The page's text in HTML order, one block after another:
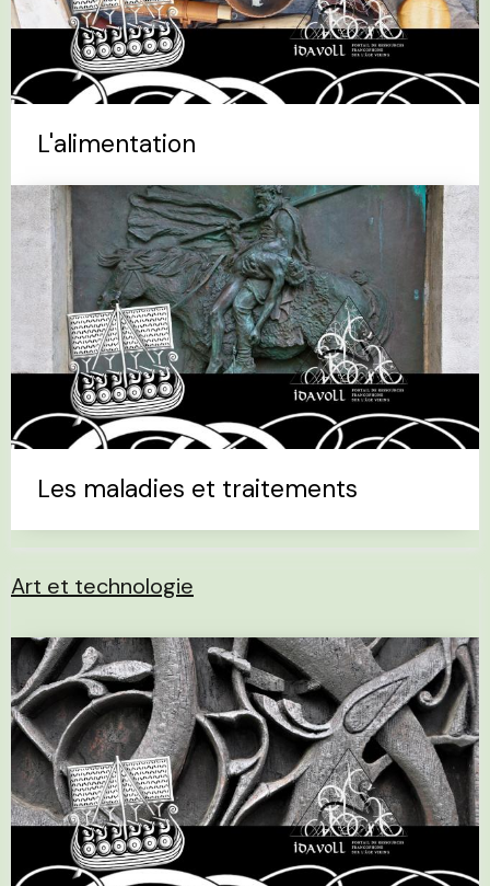
L'alimentation
Les maladies et traitements
Art et technologie